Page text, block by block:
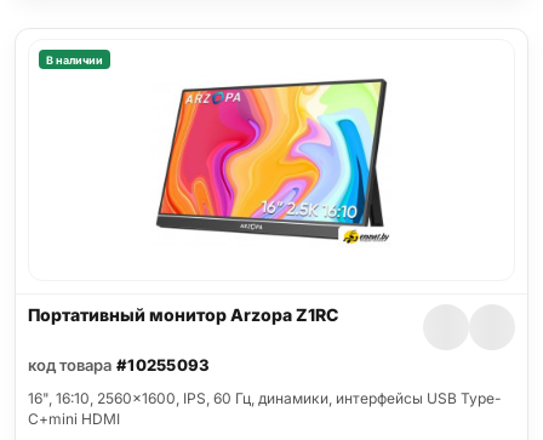
В наличии
Портативный монитор Arzopa Z1RC
код товара #10255093
16", 16:10, 2560x1600, IPS, 60 Гц, динамики, интерфейсы USB Type-
C+mini HDMI